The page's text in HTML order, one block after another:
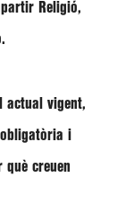
Religió,
actual vigent,
obligatòria i
què creuen